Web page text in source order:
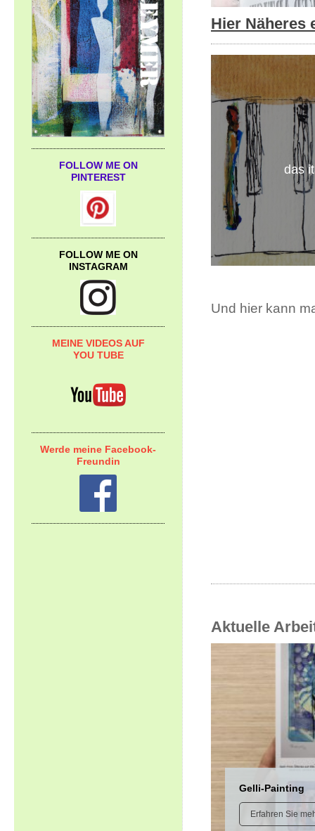
Hier Näheres
das
Und hier kann
Aktuelle
Gelli-Painting
Erfahren Sie
FOLLOW ME ON
PINTEREST
FOLLOW ME ON
INSTAGRAM
MEINE VIDEOS AUF
YOU TUBE
Werde meine Facebook-
Freundin